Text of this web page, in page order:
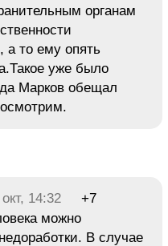
органам
а то ему опять
уже было
Марков обещал
14:32
+7
можно
В случае